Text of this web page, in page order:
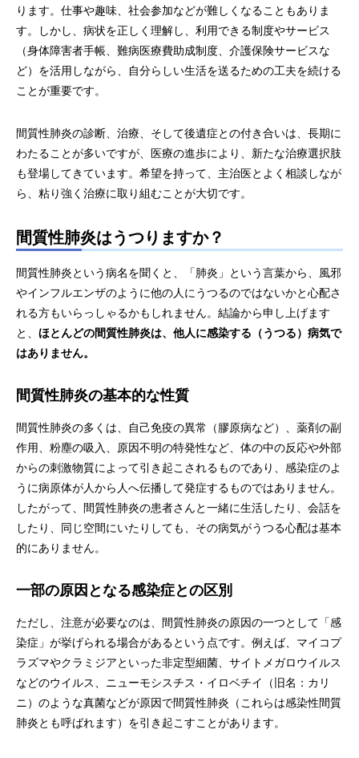
ります。仕事や趣味、社会参加などが難しくなることもありま
す。しかし、病状を正しく理解し、利用できる制度やサービス
（身体障害者手帳、難病医療費助成制度、介護保険サービスな
ど）を活用しながら、自分らしい生活を送るための工夫を続ける
ことが重要です。
間質性肺炎の診断、治療、そして後遺症との付き合いは、長期に
わたることが多いですが、医療の進歩により、新たな治療選択肢
も登場してきています。希望を持って、主治医とよく相談しなが
ら、粘り強く治療に取り組むことが大切です。
間質性肺炎はうつりますか？
間質性肺炎という病名を聞くと、「肺炎」という言葉から、風邪
やインフルエンザのように他の人にうつるのではないかと心配さ
れる方もいらっしゃるかもしれません。結論から申し上げます
と、 ほとんどの間質性肺炎は、他人に感染する（うつる）病気で
はありません。
間質性肺炎の基本的な性質
間質性肺炎の多くは、自己免疫の異常（膠原病など）、薬剤の副
作用、粉塵の吸入、原因不明の特発性など、体の中の反応や外部
からの刺激物質によって引き起こされるものであり、感染症のよ
うに病原体が人から人へ伝播して発症するものではありません。
したがって、間質性肺炎の患者さんと一緒に生活したり、会話を
したり、同じ空間にいたりしても、その病気がうつる心配は基本
的にありません。
一部の原因となる感染症との区別
ただし、注意が必要なのは、間質性肺炎の原因の一つとして「感
染症」が挙げられる場合があるという点です。例えば、マイコプ
ラズマやクラミジアといった非定型細菌、サイトメガロウイルス
などのウイルス、ニューモシスチス・イロベチイ（旧名：カリ
ニ）のような真菌などが原因で間質性肺炎（これらは感染性間質
肺炎とも呼ばれます）を引き起こすことがあります。